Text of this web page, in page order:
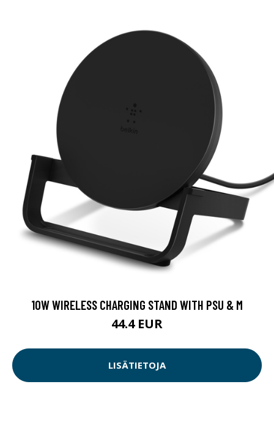
10W WIRELESS CHARGING STAND WITH PSU & M
44.4 EUR
LISÄTIETOJA